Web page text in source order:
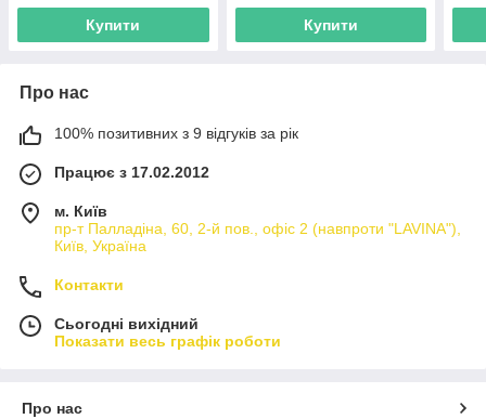
Купити Купити
Про нас
100% позитивних з 9 відгуків за рік
Працює з 17.02.2012
м. Київ
пр-т Палладіна, 60, 2-й пов., офіс 2 (навпроти "LAVINA"),
Київ, Україна
Контакти
Сьогодні вихідний
Показати весь графік роботи
Про нас